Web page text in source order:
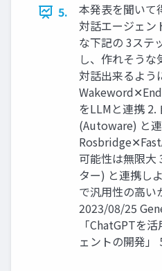
5.
本発表を聞いて
対話エージェン
な下記の 3ステ
し、作れそう
対話出来るよう
をLLMと連携 2.
(Autoware) と
可能性は無限大
ター) と連携し
で汎用性の高い
2023/08/25
「ChatGPTを
ェントの開発」